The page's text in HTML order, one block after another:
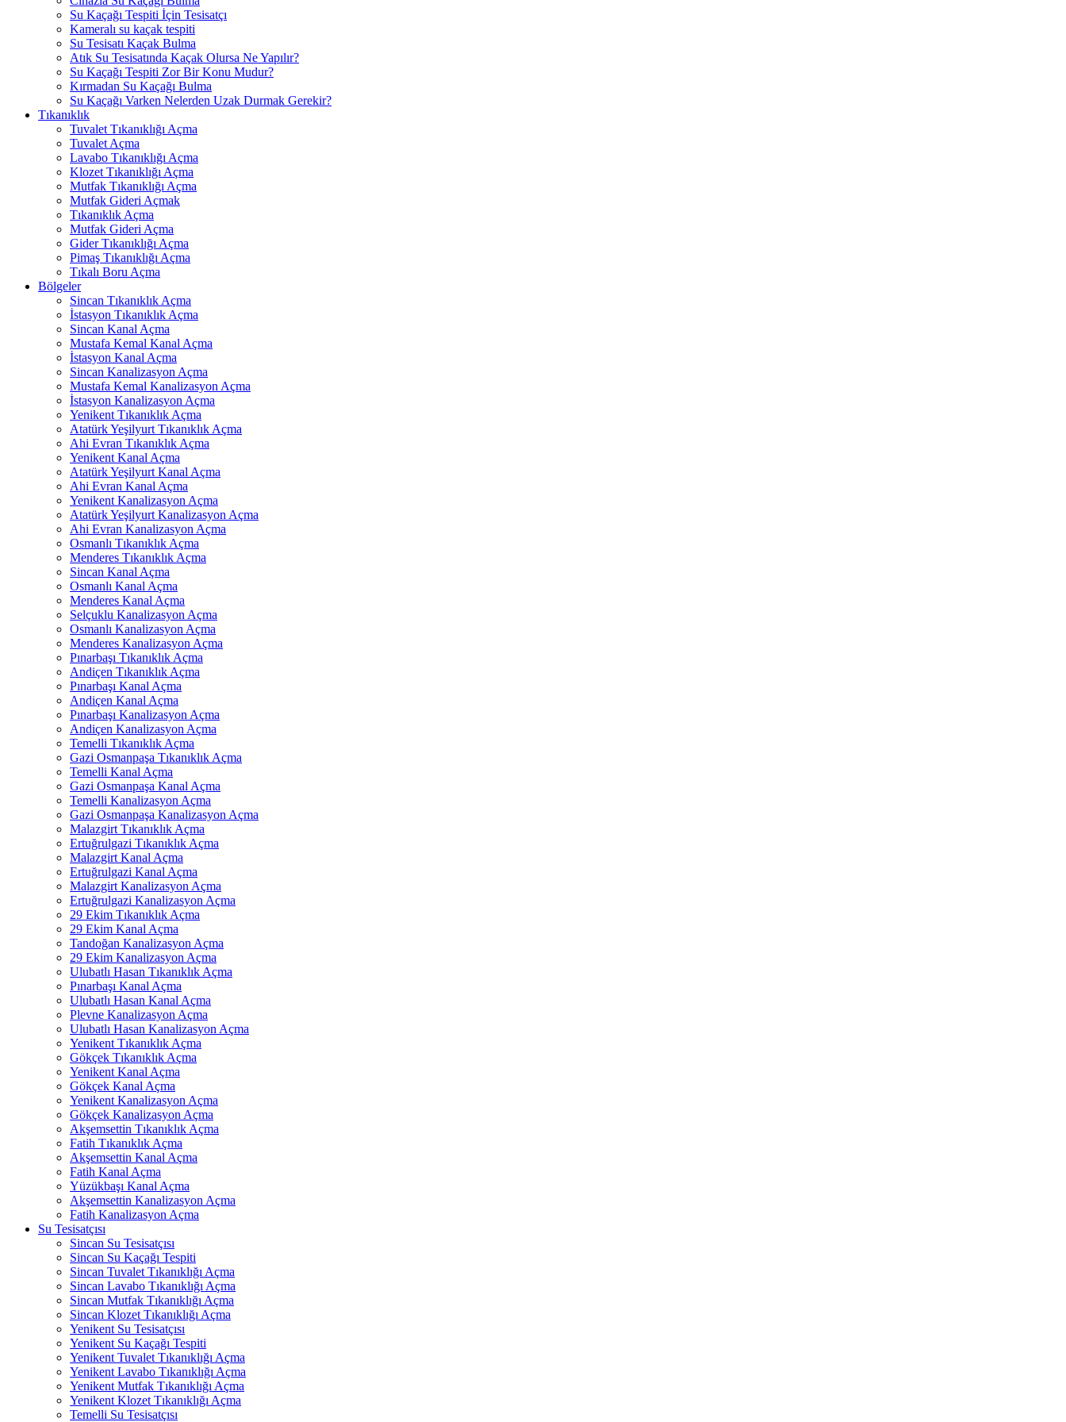
Su Kaçağı Tespiti İçin Tesisatçı
Kameralı su kaçak tespiti
Su Tesisatı Kaçak Bulma
Atık Su Tesisatında Kaçak Olursa Ne Yapılır?
Su Kaçağı Tespiti Zor Bir Konu Mudur?
Kırmadan Su Kaçağı Bulma
Su Kaçağı Varken Nelerden Uzak Durmak Gerekir?
Tıkanıklık
Tuvalet Tıkanıklığı Açma
Tuvalet Açma
Lavabo Tıkanıklığı Açma
Klozet Tıkanıklığı Açma
Mutfak Tıkanıklığı Açma
Mutfak Gideri Açmak
Tıkanıklık Açma
Mutfak Gideri Açma
Gider Tıkanıklığı Açma
Pimaş Tıkanıklığı Açma
Tıkalı Boru Açma
Bölgeler
Sincan Tıkanıklık Açma
İstasyon Tıkanıklık Açma
Sincan Kanal Açma
Mustafa Kemal Kanal Açma
İstasyon Kanal Açma
Sincan Kanalizasyon Açma
Mustafa Kemal Kanalizasyon Açma
İstasyon Kanalizasyon Açma
Yenikent Tıkanıklık Açma
Atatürk Yeşilyurt Tıkanıklık Açma
Ahi Evran Tıkanıklık Açma
Yenikent Kanal Açma
Atatürk Yeşilyurt Kanal Açma
Ahi Evran Kanal Açma
Yenikent Kanalizasyon Açma
Atatürk Yeşilyurt Kanalizasyon Açma
Ahi Evran Kanalizasyon Açma
Osmanlı Tıkanıklık Açma
Menderes Tıkanıklık Açma
Sincan Kanal Açma
Osmanlı Kanal Açma
Menderes Kanal Açma
Selçuklu Kanalizasyon Açma
Osmanlı Kanalizasyon Açma
Menderes Kanalizasyon Açma
Pınarbaşı Tıkanıklık Açma
Andiçen Tıkanıklık Açma
Pınarbaşı Kanal Açma
Andiçen Kanal Açma
Pınarbaşı Kanalizasyon Açma
Andiçen Kanalizasyon Açma
Temelli Tıkanıklık Açma
Gazi Osmanpaşa Tıkanıklık Açma
Temelli Kanal Açma
Gazi Osmanpaşa Kanal Açma
Temelli Kanalizasyon Açma
Gazi Osmanpaşa Kanalizasyon Açma
Malazgirt Tıkanıklık Açma
Ertuğrulgazi Tıkanıklık Açma
Malazgirt Kanal Açma
Ertuğrulgazi Kanal Açma
Malazgirt Kanalizasyon Açma
Ertuğrulgazi Kanalizasyon Açma
29 Ekim Tıkanıklık Açma
29 Ekim Kanal Açma
Tandoğan Kanalizasyon Açma
29 Ekim Kanalizasyon Açma
Ulubatlı Hasan Tıkanıklık Açma
Pınarbaşı Kanal Açma
Ulubatlı Hasan Kanal Açma
Plevne Kanalizasyon Açma
Ulubatlı Hasan Kanalizasyon Açma
Yenikent Tıkanıklık Açma
Gökçek Tıkanıklık Açma
Yenikent Kanal Açma
Gökçek Kanal Açma
Yenikent Kanalizasyon Açma
Gökçek Kanalizasyon Açma
Akşemsettin Tıkanıklık Açma
Fatih Tıkanıklık Açma
Akşemsettin Kanal Açma
Fatih Kanal Açma
Yüzükbaşı Kanal Açma
Akşemsettin Kanalizasyon Açma
Fatih Kanalizasyon Açma
Su Tesisatçısı
Sincan Su Tesisatçısı
Sincan Su Kaçağı Tespiti
Sincan Tuvalet Tıkanıklığı Açma
Sincan Lavabo Tıkanıklığı Açma
Sincan Mutfak Tıkanıklığı Açma
Sincan Klozet Tıkanıklığı Açma
Yenikent Su Tesisatçısı
Yenikent Su Kaçağı Tespiti
Yenikent Tuvalet Tıkanıklığı Açma
Yenikent Lavabo Tıkanıklığı Açma
Yenikent Mutfak Tıkanıklığı Açma
Yenikent Klozet Tıkanıklığı Açma
Temelli Su Tesisatçısı